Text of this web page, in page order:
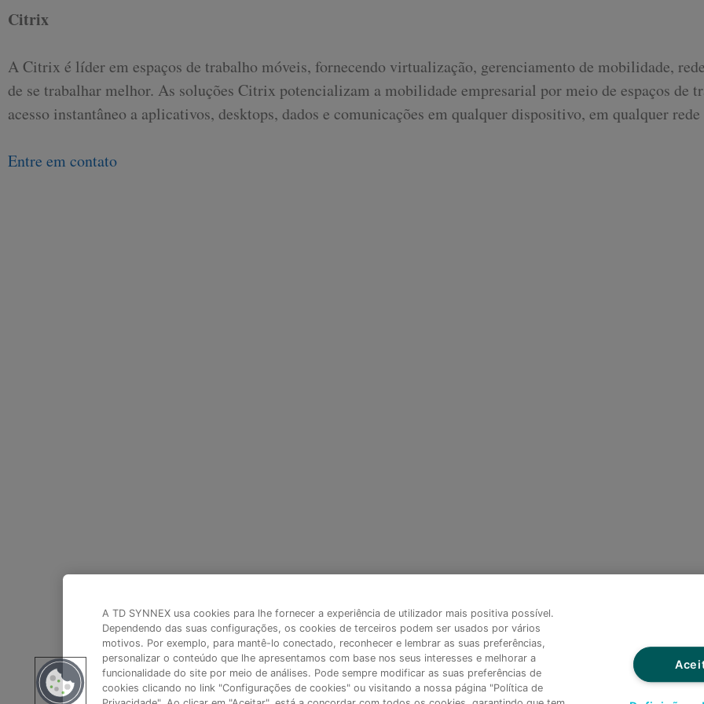
Citrix
A Citrix é líder em espaços de trabalho móveis, fornecendo virtualização, gerenciamento de mobilidade,
de se trabalhar melhor. As soluções Citrix potencializam a mobilidade empresarial por meio de espaços de
acesso instantâneo a aplicativos, desktops, dados e comunicações em qualquer dispositivo, em qualquer
Entre em contato
A TD SYNNEX usa cookies para lhe fornecer a experiência de utilizador mais positiva possível.
Dependendo das suas configurações, os cookies de terceiros podem ser usados por vários
motivos. Por exemplo, para mantê-lo conectado, reconhecer e lembrar as suas preferências,
personalizar o conteúdo que lhe apresentamos com base nos seus interesses e melhorar a
funcionalidade do site por meio de análises. Pode sempre modificar as suas preferências de
cookies clicando no link "Configurações de cookies" ou visitando a nossa página "Política de